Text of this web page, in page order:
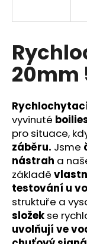
20mm
Rychlochytací
vyvinuté
pro situace,
záběru. Jsme
nástrah a
základě
testování u
struktuře a
složek se
uvolňují ve
í
t
?
D
o
p
o